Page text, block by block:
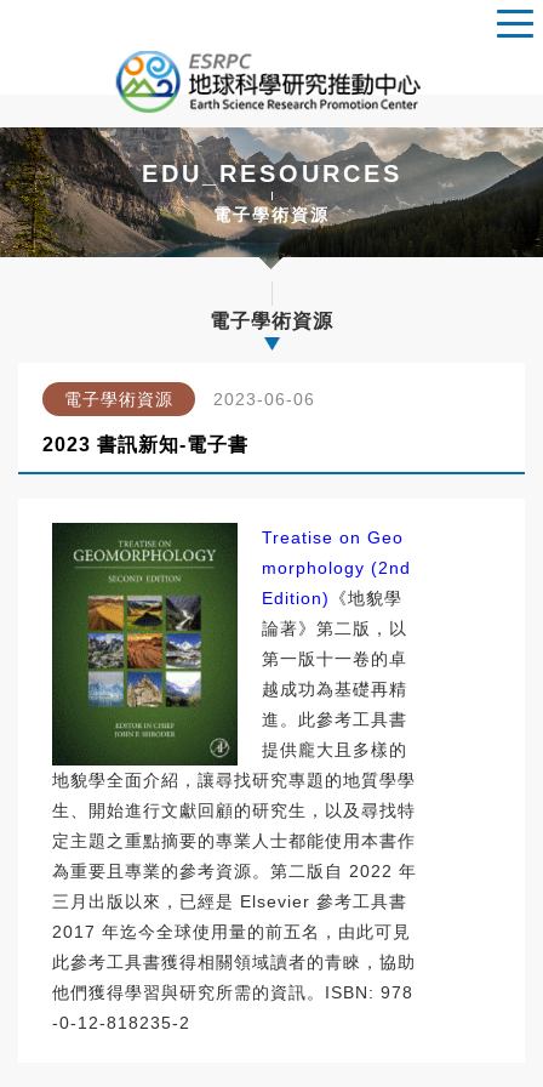
EDU_RESOURCES
電子學術資源
電子學術資源
電子學術資源 2023-06-06
2023 書訊新知-電子書
Treatise on Geo
morphology (2nd
Edition) 《地貌學
論著》第二版，以
第一版十一卷的卓
越成功為基礎再精
進。此參考工具書
提供龐大且多樣的
地貌學全面介紹，讓尋找研究專題的地質學學
生、開始進行文獻回顧的研究生，以及尋找特
定主題之重點摘要的專業人士都能使用本書作
為重要且專業的參考資源。第二版自 2022 年
三月出版以來，已經是 Elsevier 參考工具書
2017 年迄今全球使用量的前五名，由此可見
此參考工具書獲得相關領域讀者的青睞，協助
他們獲得學習與研究所需的資訊。ISBN: 978
-0-12-818235-2